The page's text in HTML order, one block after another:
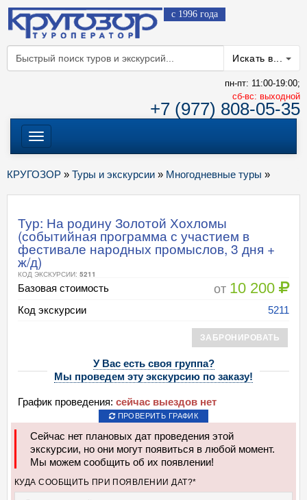
с 1996 года
Искать в...
пн-пт: 11:00-19:00;
cб-вс: выходной
+7 (977) 808-05-35
Меню
КРУГОЗОР » Туры и экскурсии » Многодневные туры »
Тур: На родину Золотой Хохломы
(событийная программа с участием в
фестивале народных промыслов, 3 дня +
ж/д)
КОД ЭКСКУРСИИ: 5211
Базовая стоимость от 10 200
Код экскурсии 5211
ЗАБРОНИРОВАТЬ
У Вас есть своя группа?
Мы проведем эту экскурсию по заказу!
График проведения: сейчас выездов нет
ПРОВЕРИТЬ ГРАФИК
Сейчас нет плановых дат проведения этой
экскурсии, но они могут появиться в любой момент.
Мы можем сообщить об их появлении!
КУДА СООБЩИТЬ ПРИ ПОЯВЛЕНИИ ДАТ?*